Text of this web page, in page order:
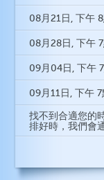
08月21日 , 下午
08月28日 , 下午
09月04日 , 下午
09月11日 , 下午
找不到合適您的
排好時，我們會